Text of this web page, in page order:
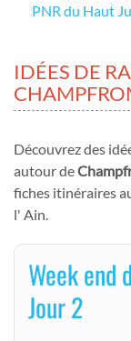
PNR du Haut
IDÉES DE
Découvrez des
autour de
fiches itinéraires
l' Ain.
Week end
Jour 2